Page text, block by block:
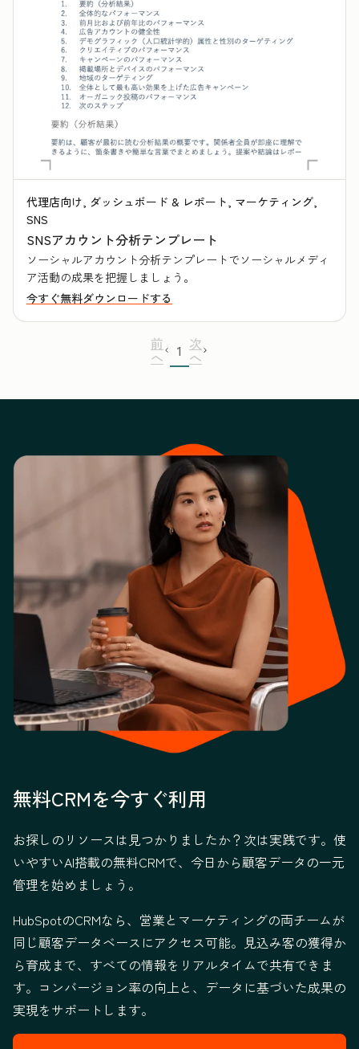
代理店向け, ダッシュボード & レポート, マーケティング,
SNS
SNSアカウント分析テンプレート
ソーシャルアカウント分析テンプレートでソーシャルメディ
ア活動の成果を把握しましょう。
今すぐ無料ダウンロードする
前
へ 1 次
へ
無料CRMを今すぐ利用
お探しのリソースは見つかりましたか？次は実践です。使
いやすいAI搭載の無料CRMで、今日から顧客データの一元
管理を始めましょう。
HubSpotのCRMなら、営業とマーケティングの両チームが
同じ顧客データベースにアクセス可能。見込み客の獲得か
ら育成まで、すべての情報をリアルタイムで共有できま
す。コンバージョン率の向上と、データに基づいた成果の
実現をサポートします。